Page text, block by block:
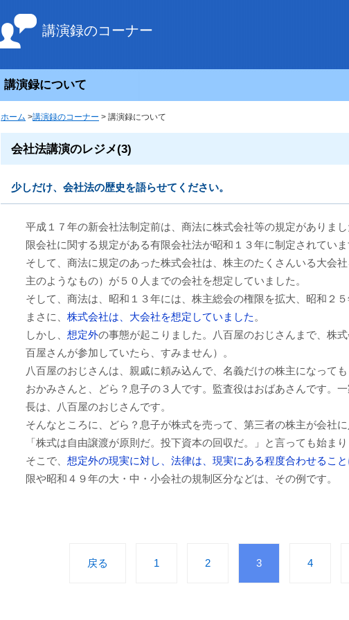
講演録のコーナー
講演録について
ホーム >講演録のコーナー > 講演録について
会社法講演のレジメ(3)
少しだけ、会社法の歴史を語らせてください。
平成１７年の新会社法制定前は、商法に株式会社等の規定がありま
限会社に関する規定がある有限会社法が昭和１３年に制定されていま
そして、商法に規定のあった株式会社は、株主のたくさんいる大会
主のようなもの）が５０人までの会社を想定していました。
そして、商法は、昭和１３年には、株主総会の権限を拡大、昭和２
まさに、 株式会社は、大会社を想定していました 。
しかし、 想定外の事態が起こりました。八百屋のおじさんまで、株
百屋さんが参加していたら、すみません）。
八百屋のおじさんは、親戚に頼み込んで、名義だけの株主になって
おかみさんと、どら？息子の３人です。監査役はおばあさんです。
長は、八百屋のおじさんです。
そんなところに、どら？息子が株式を売って、第三者の株主が会社に
「株式は自由譲渡が原則だ。投下資本の回収だ。」と言っても始まり
そこで、 想定外の現実に対し、法律は、現実にある程度合わせること
限や昭和４９年の大・中・小会社の規制区分などは、その例です。
戻る 1 2 3 4